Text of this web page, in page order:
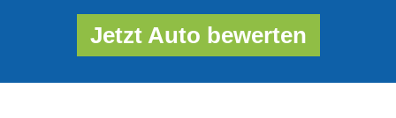
Jetzt Auto bewerten